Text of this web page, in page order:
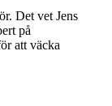
Det vet Jens
på
att väcka